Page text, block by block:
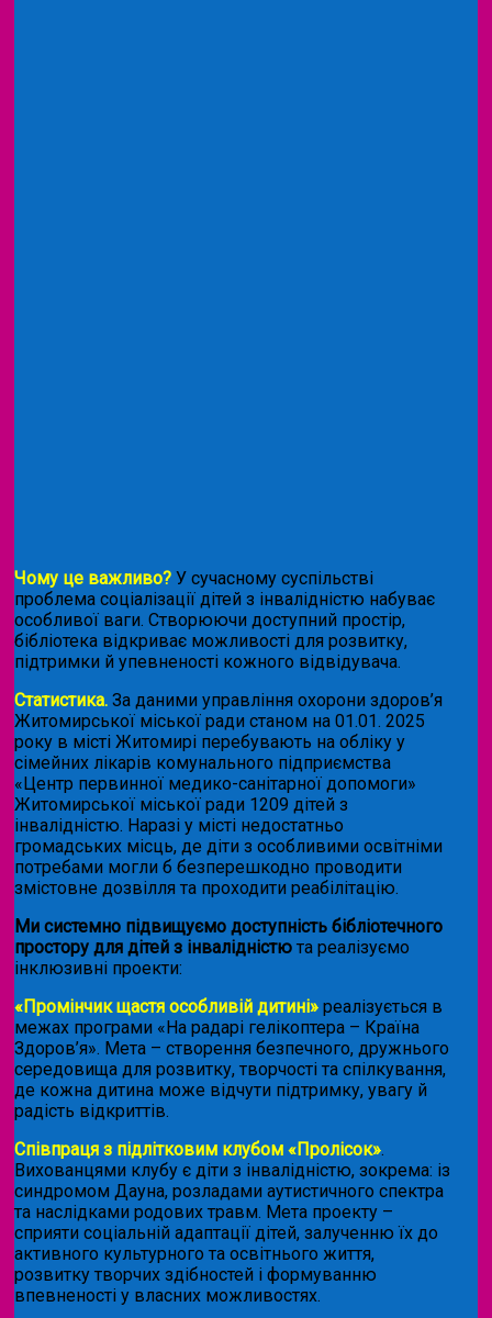
Чому це важливо? У сучасному суспільстві
проблема соціалізації дітей з інвалідністю набуває
особливої ваги. Створюючи доступний простір,
бібліотека відкриває можливості для розвитку,
підтримки й упевненості кожного відвідувача.
Статистика. За даними управління охорони здоров’я
Житомирської міської ради станом на 01.01. 2025
року в місті Житомирі перебувають на обліку у
сімейних лікарів комунального підприємства
«Центр первинної медико-санітарної допомоги»
Житомирської міської ради 1209 дітей з
інвалідністю. Наразі у місті недостатньо
громадських місць, де діти з особливими освітніми
потребами могли б безперешкодно проводити
змістовне дозвілля та проходити реабілітацію.
Ми системно підвищуємо доступність бібліотечного
простору для дітей з інвалідністю та реалізуємо
інклюзивні проекти:
«Промінчик щастя особливій дитині» реалізується в
межах програми «На радарі гелікоптера – Країна
Здоров’я». Мета – створення безпечного, дружнього
середовища для розвитку, творчості та спілкування,
де кожна дитина може відчути підтримку, увагу й
радість відкриттів.
Співпраця з підлітковим клубом «Пролісок».
Вихованцями клубу є діти з інвалідністю, зокрема: із
синдромом Дауна, розладами аутистичного спектра
та наслідками родових травм. Мета проекту –
сприяти соціальній адаптації дітей, залученню їх до
активного культурного та освітнього життя,
розвитку творчих здібностей і формуванню
впевненості у власних можливостях.